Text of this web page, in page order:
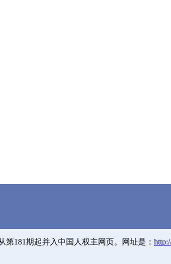
181期起并入中国人权主网页。网址是：